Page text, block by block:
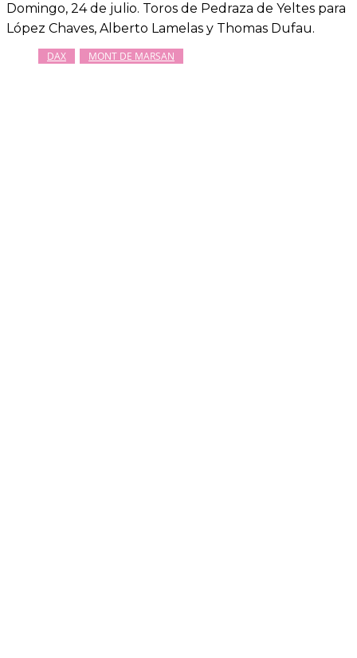
Domingo, 24 de julio. Toros de Pedraza de Yeltes para
López Chaves, Alberto Lamelas y Thomas Dufau.
DAX MONT DE MARSAN